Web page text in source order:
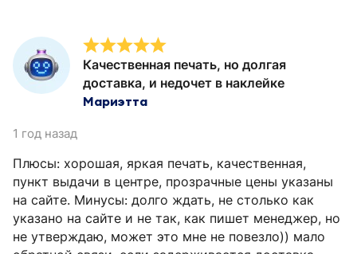
Качественная печать, но долгая
доставка, и недочет в наклейке
Мариэтта
1 год назад
Плюсы: хорошая, яркая печать, качественная,
пункт выдачи в центре, прозрачные цены указаны
на сайте. Минусы: долго ждать, не столько как
указано на сайте и не так, как пишет менеджер, но
не утверждаю, может это мне не повезло)) мало